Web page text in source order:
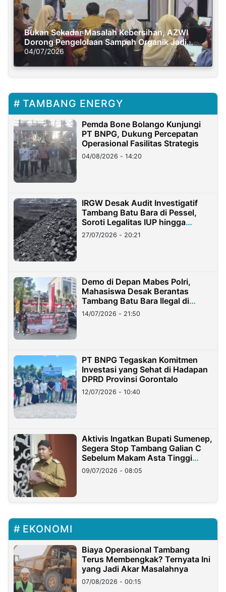
Bukan Sekadar Masalah Kebersihan, AZWI
Dorong Pengelolaan Sampah Organik Jadi
Solusi Krisis Iklim
04/07/2026
TAMBANG ENERGY
Pemda Bone Bolango Kunjungi
PT BNPG, Dukung Percepatan
Operasional Fasilitas Strategis
04/08/2026 - 14:20
IRGW Desak Audit Investigatif
Tambang Batu Bara di Pessel,
Soroti Legalitas IUP hingga
Stockpile
27/07/2026 - 20:21
Demo di Depan Mabes Polri,
Mahasiswa Desak Berantas
Tambang Batu Bara Ilegal di
Lampung
14/07/2026 - 21:50
PT BNPG Tegaskan Komitmen
Investasi yang Sehat di Hadapan
DPRD Provinsi Gorontalo
12/07/2026 - 10:40
Aktivis Ingatkan Bupati Sumenep,
Segera Stop Tambang Galian C
Sebelum Makam Asta Tinggi
Longsor
09/07/2026 - 08:05
EKONOMI
Biaya Operasional Tambang
Terus Membengkak? Ternyata Ini
yang Jadi Akar Masalahnya
07/08/2026 - 00:15